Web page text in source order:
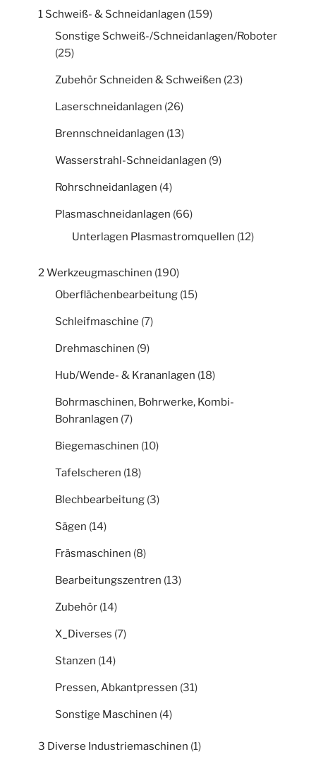
1 Schweiß- & Schneidanlagen (159)
Sonstige Schweiß-/Schneidanlagen/Roboter
(25)
Zubehör Schneiden & Schweißen (23)
Laserschneidanlagen (26)
Brennschneidanlagen (13)
Wasserstrahl-Schneidanlagen (9)
Rohrschneidanlagen (4)
Plasmaschneidanlagen (66)
Unterlagen Plasmastromquellen (12)
2 Werkzeugmaschinen (190)
Oberflächenbearbeitung (15)
Schleifmaschine (7)
Drehmaschinen (9)
Hub/Wende- & Krananlagen (18)
Bohrmaschinen, Bohrwerke, Kombi-
Bohranlagen (7)
Biegemaschinen (10)
Tafelscheren (18)
Blechbearbeitung (3)
Sägen (14)
Fräsmaschinen (8)
Bearbeitungszentren (13)
Zubehör (14)
X_Diverses (7)
Stanzen (14)
Pressen, Abkantpressen (31)
Sonstige Maschinen (4)
3 Diverse Industriemaschinen (1)